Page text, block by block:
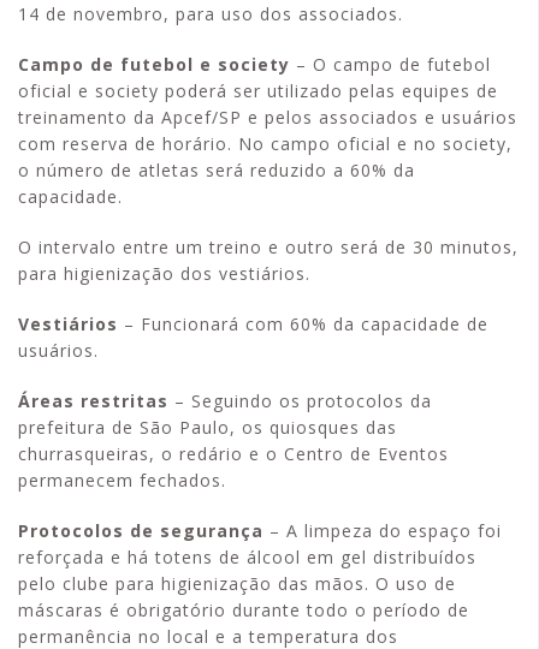
14 de novembro, para uso dos associados.
Campo de futebol e society – O campo de futebol
oficial e society poderá ser utilizado pelas equipes de
treinamento da Apcef/SP e pelos associados e usuários
com reserva de horário. No campo oficial e no society,
o número de atletas será reduzido a 60% da
capacidade.
O intervalo entre um treino e outro será de 30 minutos,
para higienização dos vestiários.
Vestiários – Funcionará com 60% da capacidade de
usuários.
Áreas restritas – Seguindo os protocolos da
prefeitura de São Paulo, os quiosques das
churrasqueiras, o redário e o Centro de Eventos
permanecem fechados.
Protocolos de segurança – A limpeza do espaço foi
reforçada e há totens de álcool em gel distribuídos
pelo clube para higienização das mãos. O uso de
máscaras é obrigatório durante todo o período de
permanência no local e a temperatura dos